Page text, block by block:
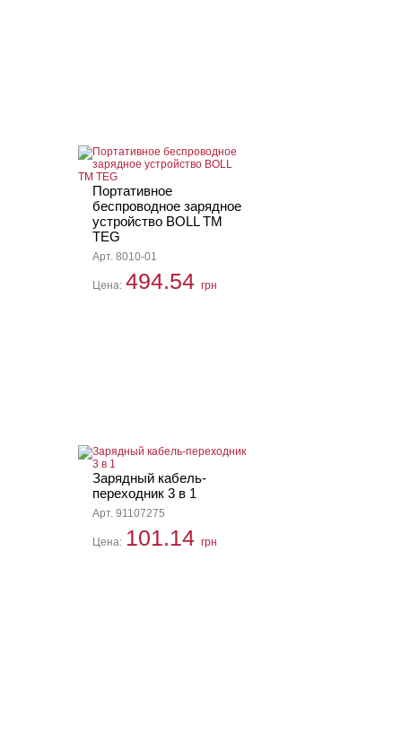
Портативное
беспроводное зарядное
устройство BOLL TM
TEG
Арт. 8010-01
Цена: 494.54 грн
Зарядный кабель-
переходник 3 в 1
Арт. 91107275
Цена: 101.14 грн